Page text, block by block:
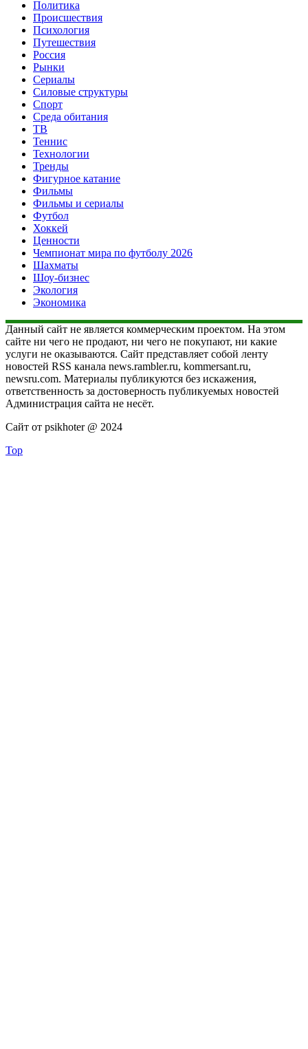
Политика
Происшествия
Психология
Путешествия
Россия
Рынки
Сериалы
Силовые структуры
Спорт
Среда обитания
ТВ
Теннис
Технологии
Тренды
Фигурное катание
Фильмы
Фильмы и сериалы
Футбол
Хоккей
Ценности
Чемпионат мира по футболу 2026
Шахматы
Шоу-бизнес
Экология
Экономика
Данный сайт не является коммерческим проектом. На этом
сайте ни чего не продают, ни чего не покупают, ни какие
услуги не оказываются. Сайт представляет собой ленту
новостей RSS канала news.rambler.ru, kommersant.ru,
newsru.com. Материалы публикуются без искажения,
ответственность за достоверность публикуемых новостей
Администрация сайта не несёт.
Сайт от psikhoter @ 2024
Top